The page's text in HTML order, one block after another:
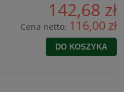
142,68 zł
Cena netto: 116,00 zł
DO KOSZYKA